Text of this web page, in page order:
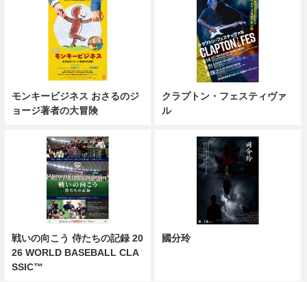
モンキービジネス おさるのジ
ョージ著者の大冒険
クラプトン・フェスティヴァ
ル
戦いの向こう 侍たちの記録 20
26 WORLD BASEBALL CLA
SSIC™
國分玲